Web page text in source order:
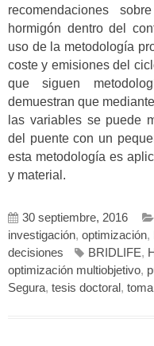
recomendaciones
hormigón dentro del
uso de la metodología
coste y emisiones del
que siguen
demuestran que
las variables se puede
del puente con un
esta metodología es
y material.
30 septiembre, 2016
investigación, optimización,
decisiones
BRIDLIFE,
optimización multiobjetivo,
Segura, tesis doctoral ,